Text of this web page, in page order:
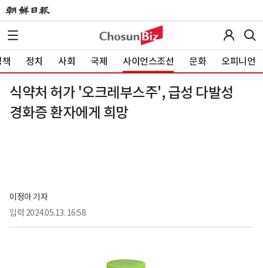
정치 사회 국제 사이언스조선 문화 오피니언
식약처 허가 '오크레부스주', 급성 다발성
경화증 환자에게 희망
이정아 기자
입력 2024.05.13. 16:58